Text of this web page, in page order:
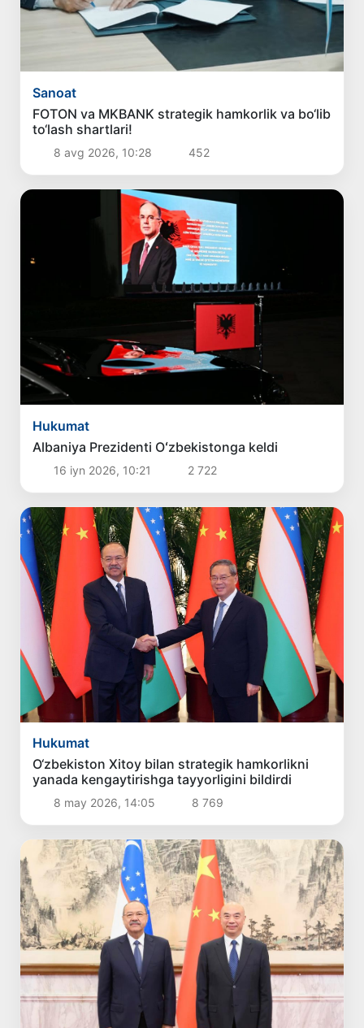
Sanoat
FOTON va MKBANK strategik hamkorlik va bo‘lib
to‘lash shartlari!
8 avg 2026, 10:28 452
Hukumat
Albaniya Prezidenti Oʻzbekistonga keldi
16 iyn 2026, 10:21 2 722
Hukumat
O‘zbekiston Xitoy bilan strategik hamkorlikni
yanada kengaytirishga tayyorligini bildirdi
8 may 2026, 14:05 8 769